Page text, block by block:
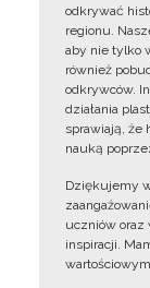
odkrywać
regionu.
aby nie tylko
również
odkrywców.
działania
sprawiają, że
nauką
Dziękujemy
uczniów oraz
inspiracji.